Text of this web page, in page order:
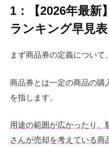
1：【2026年最新
ランキング早見
まず商品券の定義について
商品券とは一定の商品の購
を指します。
用途の範囲が広かったり、
さんが売却を考えている商